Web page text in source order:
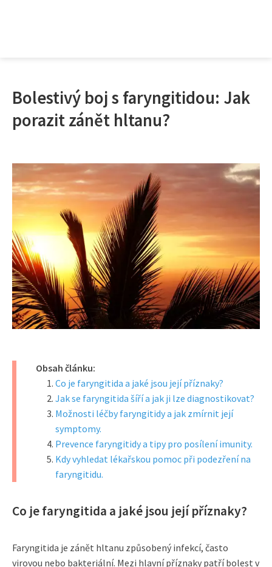
Bolestivý boj s faryngitidou: Jak
porazit zánět hltanu?
Obsah článku:
Co je faryngitida a jaké jsou její příznaky?
Jak se faryngitida šíří a jak ji lze diagnostikovat?
Možnosti léčby faryngitidy a jak zmírnit její
symptomy.
Prevence faryngitidy a tipy pro posílení imunity.
Kdy vyhledat lékařskou pomoc při podezření na
faryngitidu.
Co je faryngitida a jaké jsou její příznaky?
Faryngitida je zánět hltanu způsobený infekcí, často
virovou nebo bakteriální. Mezi hlavní příznaky patří bolest v